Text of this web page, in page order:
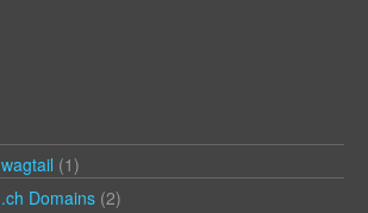
wagtail (1)
.ch Domains (2)